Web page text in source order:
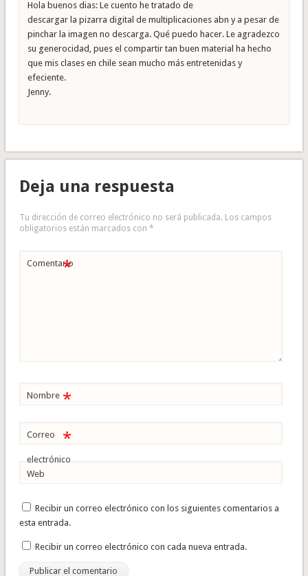
Hola buenos dias: Le cuento he tratado de
descargar la pizarra digital de multiplicaciones abn y a pesar de
pinchar la imagen no descarga. Qué puedo hacer. Le agradezco
su generocidad, pues el compartir tan buen material ha hecho
que mis clases en chile sean mucho más entretenidas y
efeciente.
Jenny.
Deja una respuesta
Tu dirección de correo electrónico no será publicada. Los campos
obligatorios están marcados con *
Comentario
*
Nombre *
Correo
electrónico
*
Web
Recibir un correo electrónico con los siguientes comentarios a
esta entrada.
Recibir un correo electrónico con cada nueva entrada.